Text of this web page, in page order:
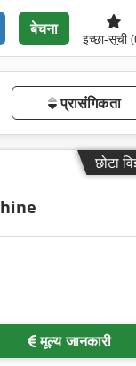
बेचना
इच्छा-सूची
प्रासंगिकता
छोटा
मूल्य जानकारी